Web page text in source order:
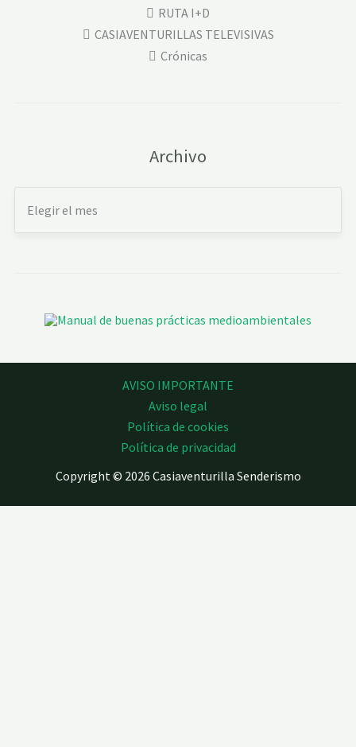
RUTA I+D
CASIAVENTURILLAS TELEVISIVAS
Crónicas
Archivo
AVISO IMPORTANTE
Aviso legal
Política de cookies
Política de privacidad
Copyright © 2026 Casiaventurilla Senderismo